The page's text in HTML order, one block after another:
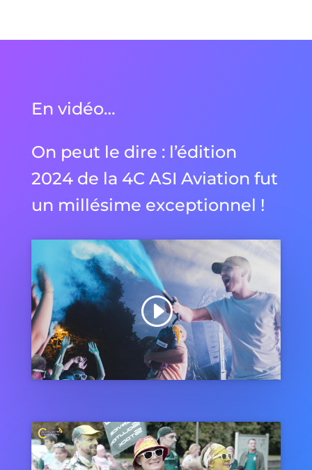
En vidéo…
On peut le dire : l’édition
2024 de la 4C ASI Aviation fut
un millésime exceptionnel !
Cliquez pour accepter les cookies de
marketing et activer ce contenu